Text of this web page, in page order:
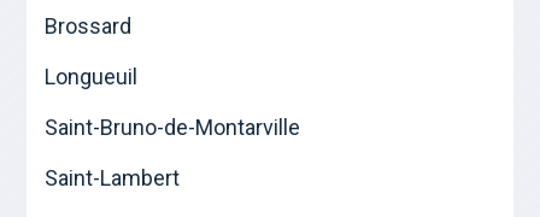
Brossard
Longueuil
Saint-Bruno-de-Montarville
Saint-Lambert